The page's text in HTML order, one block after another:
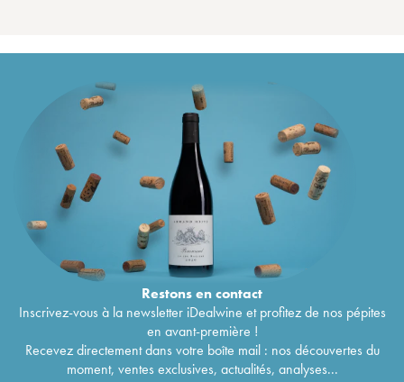
Restons encontact
Inscrivez-vous à la newsletter iDealwine et profitez de nos pépites
en avant-première !
Recevez directement dans votre boîte mail : nos découvertes du
moment, ventes exclusives, actualités, analyses...